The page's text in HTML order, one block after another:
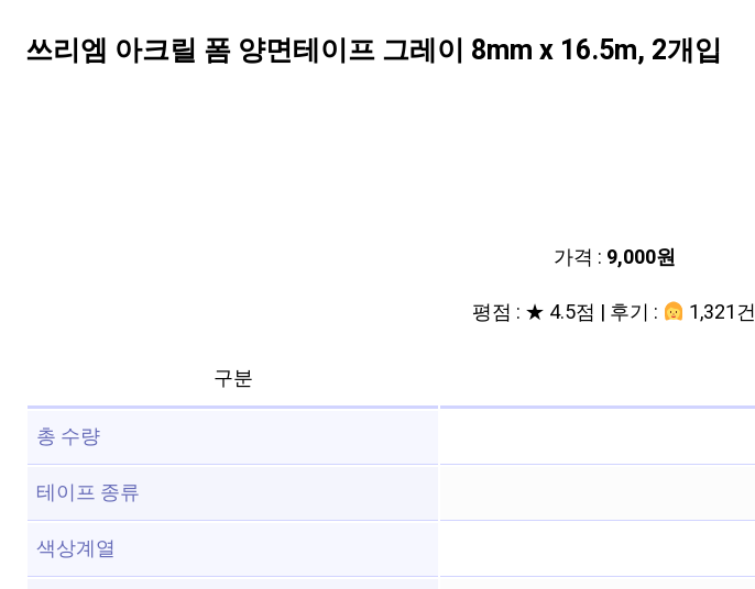
쓰리엠 아크릴 폼 양면테이프 그레이 8mm x 16.5m, 2개입
가격 : 9,000원
평점 : ★ 4.5점 | 후기 :
1,321건
구분
총 수량
테이프 종류
색상계열